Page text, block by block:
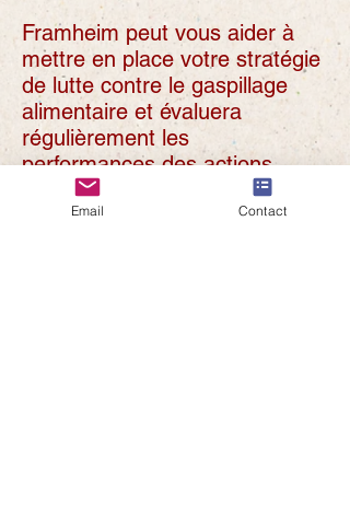
Framheim peut vous aider à
mettre en place votre stratégie
de lutte contre le gaspillage
alimentaire et évaluera
régulièrement les
performances des actions
engagées.
Email Contact